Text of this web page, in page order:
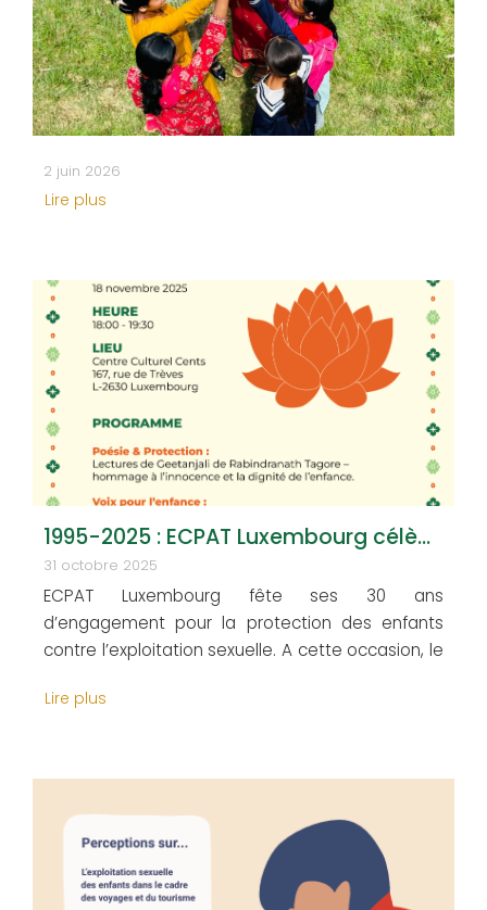
2 juin 2026
Lire plus
1995-2025 : ECPAT Luxembourg célèbre ses 30 ans – 18 novembre 2025
31 octobre 2025
ECPAT Luxembourg fête ses 30 ans
d’engagement pour la protection des enfants
contre l’exploitation sexuelle. A cette occasion, le
moment de partage pour célébrer la dignité et la
Lire plus